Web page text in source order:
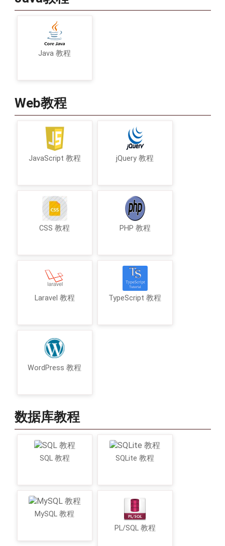
Java 教程
Web教程
JavaScript 教程 jQuery 教程
CSS 教程 PHP 教程
Laravel 教程 TypeScript 教程
WordPress 教程
数据库教程
SQL 教程 SQLite 教程
MySQL 教程
PL/SQL 教程